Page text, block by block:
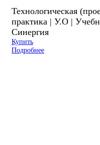
Технологическая
практика | У.О |
Синергия
Купить
Подробнее